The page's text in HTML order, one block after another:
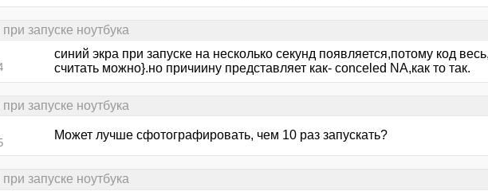
запуске ноутбука
синий экра при запуске на несколько секунд появляется,потому код
считать можно}.но причиину представляет как- conceled NA,как то так.
запуске ноутбука
Может лучше сфотографировать, чем 10 раз запускать?
запуске ноутбука